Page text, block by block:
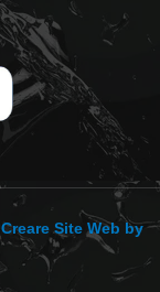
Creare Site Web by